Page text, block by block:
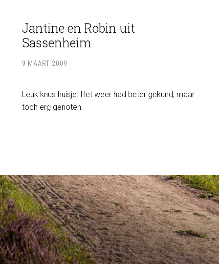
Jantine en Robin uit
Sassenheim
9 MAART 2009
Leuk knus huisje. Het weer had beter gekund, maar
toch erg genoten.